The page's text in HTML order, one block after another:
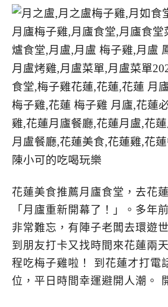
花蓮美食推薦月廬食堂，去花
「月廬重新開幕了！」。多年
非常難忘，有陣子老闆去環遊
到朋友打卡又找時間來花蓮兩
程吃梅子雞啦！ 到花蓮才打電
位，平日時間幸運避開人潮。